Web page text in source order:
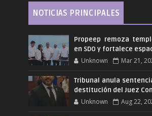
NOTICIAS PRINCIPALES
Propeep remoza
en SDO y fortalece
Unknown Mar 21,
Tribunal anula
destitución del Juez
Unknown Aug 22,